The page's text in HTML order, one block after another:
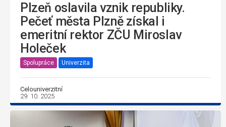
Plzeň oslavila vznik republiky.
Pečeť města Plzně získal i
emeritní rektor ZČU Miroslav
Holeček
Spolupráce Univerzita
Celouniverzitní
29. 10. 2025